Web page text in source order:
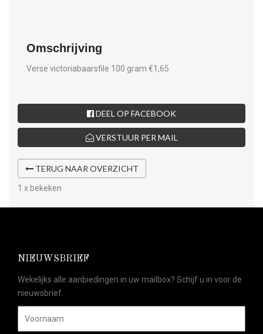
Omschrijving
Verse victoriabaarsfile 100 gram €1,65
DEEL OP FACEBOOK
VERSTUUR PER MAIL
TERUG NAAR OVERZICHT
1 x bekeken
NIEUWSBRIEF
Wekelijks alle aanbiedingen in uw mailbox? Schijf u in voor de
nieuwsbrief.